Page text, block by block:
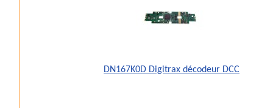
DN167K0D Digitrax décodeur DCC